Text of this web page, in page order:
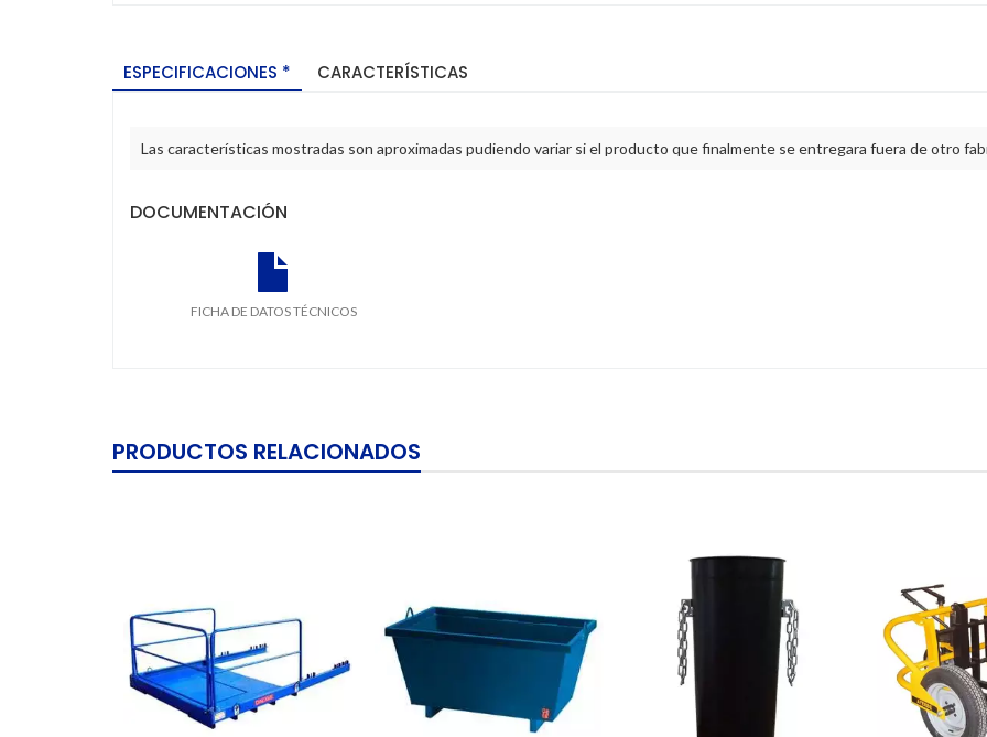
ESPECIFICACIONES * CARACTERÍSTICAS
Las características mostradas son aproximadas pudiendo variar si el producto que finalmente se entregara fuera de otro
DOCUMENTACIÓN
FICHA DE DATOS TÉCNICOS
PRODUCTOS RELACIONADOS